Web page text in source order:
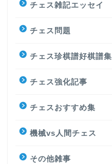
チェス雑記エッセイ
チェス問題
チェス珍棋譜好棋譜集
チェス強化記事
チェスおすすめ集
機械vs人間チェス
その他雑事